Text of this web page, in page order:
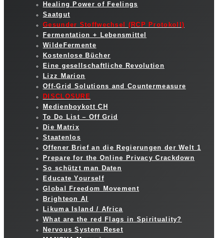
Healing Power of Feelings
Saatgut
Gesunder Stoffwechsel (RCP Protokoll)
Fermentation + Lebensmittel
WildeFermente
Kostenlose Bücher
Eine gesellschaftliche Revolution
Lizz Marion
Off-Grid Solutions and Countermeasure
DISCLOSURE
Medienboykott CH
To Do List – Off Grid
Die Matrix
Staatenlos
Offener Brief an die Regierungen der Welt 1
Prepare for the Online Privacy Crackdown
So schützt man Daten
Educate Yourself
Global Freedom Movement
Brighteon AI
Likuma Island / Africa
What are the red Flags in Spirituality?
Nervous System Reset